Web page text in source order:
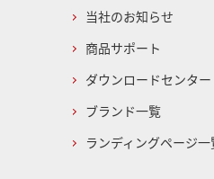
当社のお知らせ
商品サポート
ダウンロードセンター
ブランド一覧
ランディングページ一